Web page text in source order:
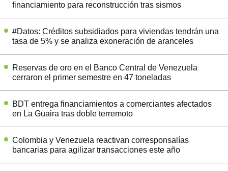
financiamiento para reconstrucción tras sismos
#Datos: Créditos subsidiados para viviendas tendrán una
tasa de 5% y se analiza exoneración de aranceles
Reservas de oro en el Banco Central de Venezuela
cerraron el primer semestre en 47 toneladas
BDT entrega financiamientos a comerciantes afectados
en La Guaira tras doble terremoto
Colombia y Venezuela reactivan corresponsalías
bancarias para agilizar transacciones este año